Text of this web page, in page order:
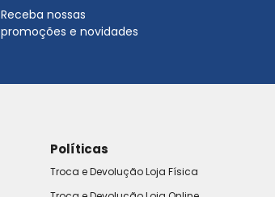
Receba nossas
promoções e novidades
Políticas
Troca e Devolução Loja Física